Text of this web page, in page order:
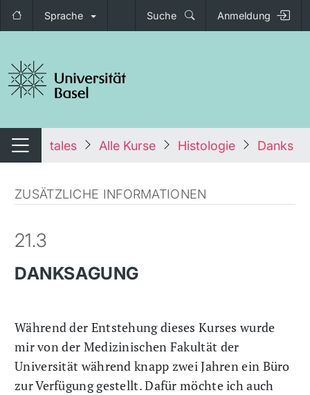
Sprache Suche Anmeldung
umschalten
Navigation umschalten
tales Alle Kurse Histologie
ZUSÄTZLICHE INFORMATIONEN
21.3
DANKSAGUNG
Während der Entstehung dieses Kurses wurde
mir von der Medizinischen Fakultät der
Universität während knapp zwei Jahren ein Büro
zur Verfügung gestellt. Dafür möchte ich auch